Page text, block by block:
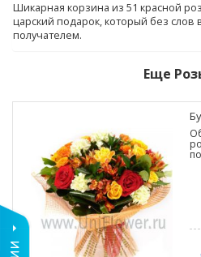
Шикарная корзина из 51 красной
царский подарок, который без
получателем.
Еще